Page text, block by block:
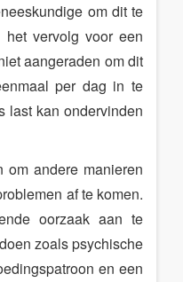
om dit te
vervolg voor een
aangeraden om dit
per dag in te
last kan ondervinden
om andere manieren
af te komen.
oorzaak aan te
zoals psychische
en een